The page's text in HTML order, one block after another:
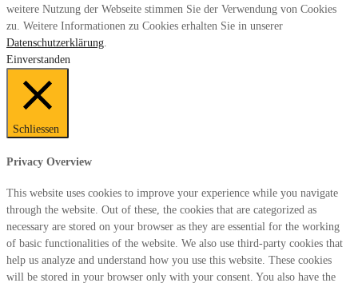
weitere Nutzung der Webseite stimmen Sie der Verwendung von Cookies
zu. Weitere Informationen zu Cookies erhalten Sie in unserer
Datenschutzerklärung.
Einverstanden
Schliessen
Privacy Overview
This website uses cookies to improve your experience while you navigate
through the website. Out of these, the cookies that are categorized as
necessary are stored on your browser as they are essential for the working
of basic functionalities of the website. We also use third-party cookies that
help us analyze and understand how you use this website. These cookies
will be stored in your browser only with your consent. You also have the